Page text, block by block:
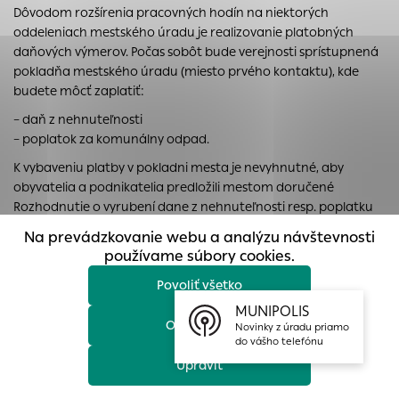
Dôvodom rozšírenia pracovných hodín na niektorých
oddeleniach mestského úradu je realizovanie platobných
daňových výmerov. Počas sobôt bude verejnosti sprístupnená
pokladňa mestského úradu (miesto prvého kontaktu), kde
budete môcť zaplatiť:
– daň z nehnuteľnosti
– poplatok za komunálny odpad.
K vybaveniu platby v pokladni mesta je nevyhnutné, aby
obyvatelia a podnikatelia predložili mestom doručené
Rozhodnutie o vyrubení dane z nehnuteľnosti resp. poplatku
Podrobné informácie o plateni daní nájdete TU.
Ďalšie aktuality
Na prevádzkovanie webu a analýzu návštevnosti
používame súbory cookies.
Povoliť všetko
Odmietnuť
Upraviť
prístup k zabezpečeným oblastiam webovej stránky. Bez
týchto súborov cookie nemôže web správne fungovať.
Analytické cookies
Analytické cookies pomáhajú prevádzkovateľovi stránok
mohol stránky optimalizovať a ponúknuť im lepšiu
skúsenosť. Všetky dáta sa zbierajú anonymne a nie je
možné ich spojiť s konkrétnou osobou.
Povoliť všetko
Uložiť nastavenia
Viac informácií
MUNIPOLIS
Novinky z úradu priamo
do vášho telefónu